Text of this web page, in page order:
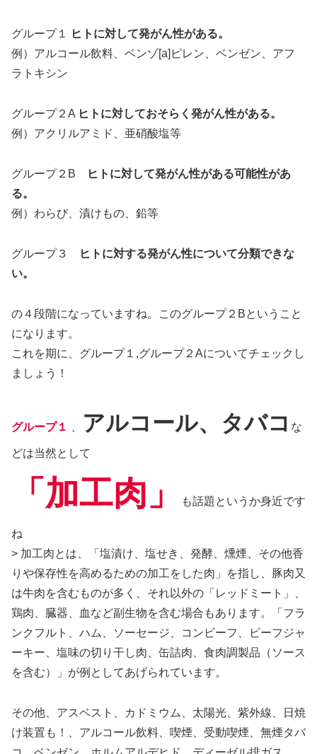
グループ１
ヒトに対して発がん性がある。
例）アルコール飲料、ベンゾ[a]ピレン、ベンゼン、アフ
ラトキシン
グループ２A ヒトに対しておそらく発がん性がある。
例）アクリルアミド、亜硝酸塩等
グループ２B
ヒトに対して発がん性がある可能性があ
る。
例）わらび、漬けもの、鉛等
グループ３
ヒトに対する発がん性について分類できな
い。
の４段階になっていますね。このグループ２Bということ
になります。
これを期に、グループ１,グループ２Aについてチェックし
ましょう！
グループ１ 、 アルコール、タバコ な
どは当然として
「加工肉」 も話題というか身近です
ね
> 加工肉とは、「塩漬け、塩せき、発酵、燻煙、その他香
りや保存性を高めるための加工をした肉」を指し、豚肉又
は牛肉を含むものが多く、それ以外の「レッドミート」、
鶏肉、臓器、血など副生物を含む場合もあります。「フラ
ンクフルト、ハム、ソーセージ、コンビーフ、ビーフジャ
ーキー、塩味の切り干し肉、缶詰肉、食肉調製品（ソース
を含む）」が例としてあげられています。
その他、アスベスト、カドミウム、太陽光、紫外線、日焼
け装置も！、アルコール飲料、喫煙、受動喫煙、無煙タバ